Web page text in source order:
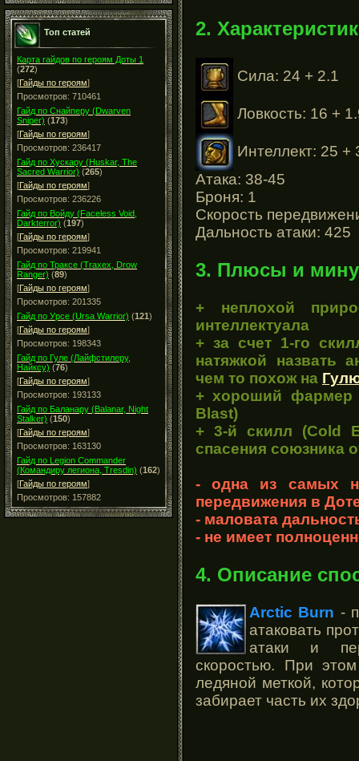
Топ статей
Карта гайдов по героям Доты 1
(272)
[Гайды по героям]
Просмотров: 710461
Гайд по Снайперу (Dwarven
Sniper) (173)
[Гайды по героям]
Просмотров: 236417
Гайд по Хускару (Huskar, The
Sacred Warrior) (265)
[Гайды по героям]
Просмотров: 236226
Гайд по Войду (Faceless Void,
Darkterror) (197)
[Гайды по героям]
Просмотров: 219941
Гайд по Траксе (Traxex, Drow
Ranger) (89)
[Гайды по героям]
Просмотров: 201335
Гайд по Урсе (Ursa Warrior) (121)
[Гайды по героям]
Просмотров: 198343
Гайд по Гуле (Лайфстилеру,
Найксу) (76)
[Гайды по героям]
Просмотров: 193133
Гайд по Баланару (Balanar, Night
Stalker) (150)
[Гайды по героям]
Просмотров: 163130
Гайд по Legion Commander
(Командиру легиона, Tresdin) (162)
[Гайды по героям]
Просмотров: 157882
2.
Сила: 24 + 2.1
Ловкость: 16 +
Интеллект: 25 +
Атака: 38-45
Броня: 1
Скорость
Дальность атаки: 425
3. Плюсы и
+ неплохой
интеллектуала
+ за счет 1-го
натяжкой назвать
чем то похож на
+ хороший фармер
Blast)
+ 3-й скилл (Cold
спасения союзника
- одна из самых
передвижения в
- маловата
- не имеет
4. Описание
Arctic Burn -
атаковать
атаки и
скоростью. При
ледяной меткой,
забирает часть их